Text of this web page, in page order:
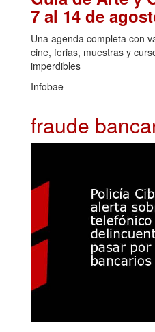
7 al 14 de
Una agenda completa con
cine, ferias, muestras y
imperdibles
Infobae
fraude